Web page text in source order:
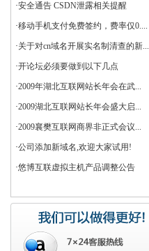
·安全通告 CSDN泄露相关提醒
·移动手机支付免费签约，费率仅0....
·关于对cn域名开展实名制清查的新...
·开论坛必须要做到以下几点
·2009年湖北互联网站长年会在武...
·2009湖北互联网站长年会盛大启...
·2009襄樊互联网商界非正式会议...
·公司添加新域名,欢迎大家试用!
·悠博互联虚拟主机产品调整公告